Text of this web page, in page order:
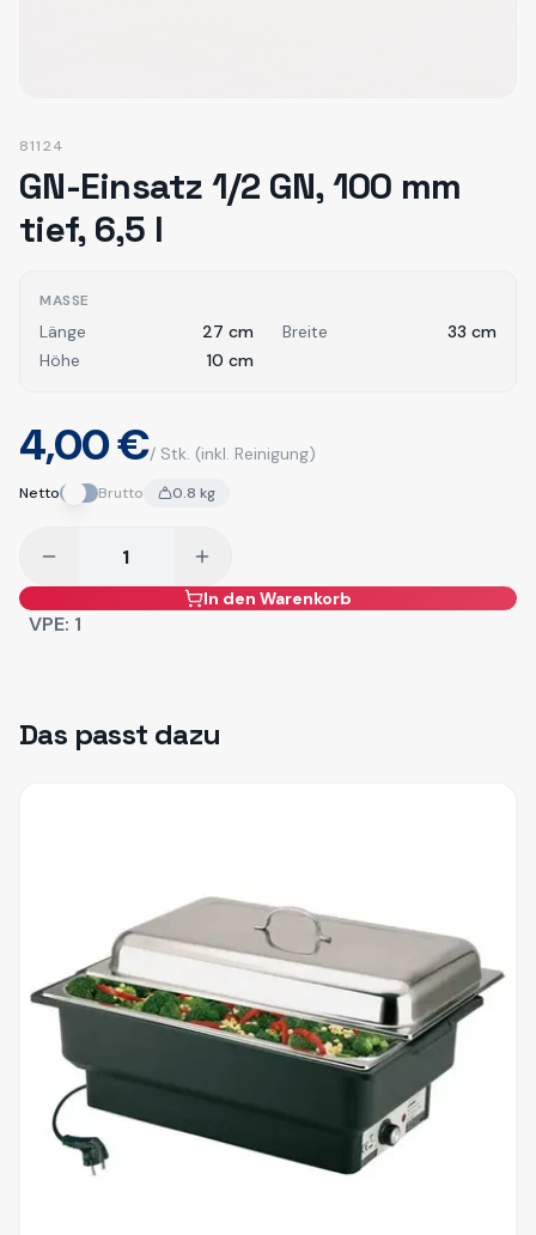
81124
GN-Einsatz 1/2 GN, 100 mm
tief, 6,5 l
MASSE
Länge 27 cm Breite 33 cm
Höhe
10 cm
4,00 €/ Stk. (inkl. Reinigung)
Netto Brutto 0.8 kg
In den Warenkorb
VPE: 1
Das passt dazu